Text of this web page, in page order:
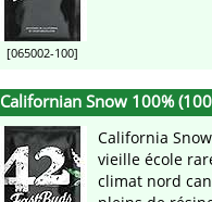
[065002-100]
Californian Snow 100%
California
vieille école
climat nord